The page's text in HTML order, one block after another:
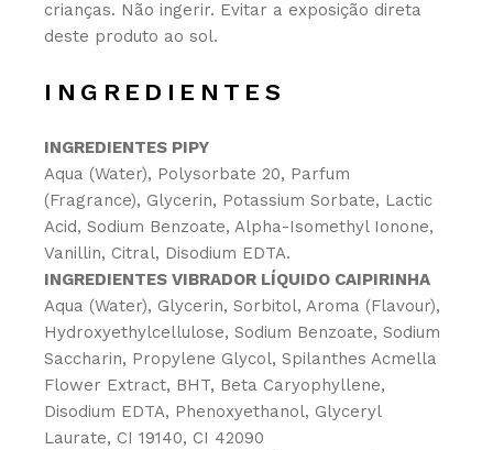
crianças. Não ingerir. Evitar a exposição direta
deste produto ao sol.
INGREDIENTES
INGREDIENTES PIPY
Aqua (Water), Polysorbate 20, Parfum
(Fragrance), Glycerin, Potassium Sorbate, Lactic
Acid, Sodium Benzoate, Alpha-Isomethyl Ionone,
Vanillin, Citral, Disodium EDTA.
INGREDIENTES VIBRADOR LÍQUIDO CAIPIRINHA
Aqua (Water), Glycerin, Sorbitol, Aroma (Flavour),
Hydroxyethylcellulose, Sodium Benzoate, Sodium
Saccharin, Propylene Glycol, Spilanthes Acmella
Flower Extract, BHT, Beta Caryophyllene,
Disodium EDTA, Phenoxyethanol, Glyceryl
Laurate, CI 19140, CI 42090